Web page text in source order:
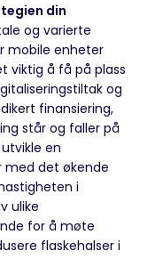
din
og varierte
mobile enheter
viktig å få på plass
og
finansiering,
står og faller på
en
med det økende
i
ulike
for å møte
flaskehalser i